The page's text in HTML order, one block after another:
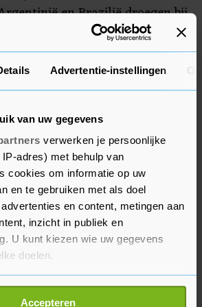
Advertentie-instellingen
van uw gegevens
verwerken je persoonlijke
adres) met behulp van
cookies om informatie op uw
en te gebruiken met als doel
en content, metingen aan
inzicht in publiek en
U kunt kiezen wie uw gegevens
doelen.
we ook graag:
Accepteren
en Brazilië droegen bij
in juli.
de VN is gebaseerd op de
grondstoffen als graan op de
in de winkels moeten
voedingsproducten. Zo
Zwitserse voedingsproducent
in het tweede kwartaal
voor energie en
van de marktprijzen een
is voor consumenten worden
met hogere prijzen